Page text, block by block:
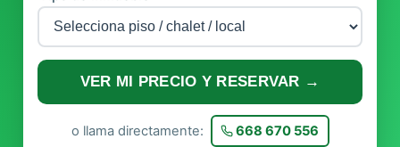
VER MI PRECIO Y RESERVAR →
o llama directamente: 668 670 556